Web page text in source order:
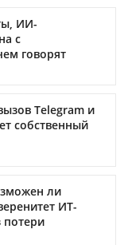
ИИ-
с
говорят
Telegram и
собственный
ли
ИТ-
потери